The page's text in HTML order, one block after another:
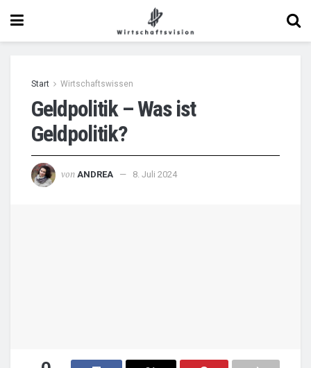
Start Wirtschaftswissen
Geldpolitik – Was ist
Geldpolitik?
von ANDREA 8. Juli 2024